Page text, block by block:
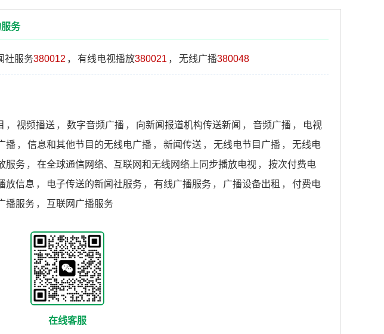
务
社服务380012 ， 有线电视播放380021 ， 无线广播380048
， 视频播送 ， 数字音频广播 ， 向新闻报道机构传送新闻 ， 音频广播 ，
电视
播 ， 信息和其他节目的无线电广播 ， 新闻传送 ， 无线电节目广播 ，
无线电
服务 ， 在全球通信网络、互联网和无线网络上同步播放电视 ，
按次付费电
放信息 ， 电子传送的新闻社服务 ， 有线广播服务 ， 广播设备出租 ，
付费电
播服务 ， 互联网广播服务
在线客服